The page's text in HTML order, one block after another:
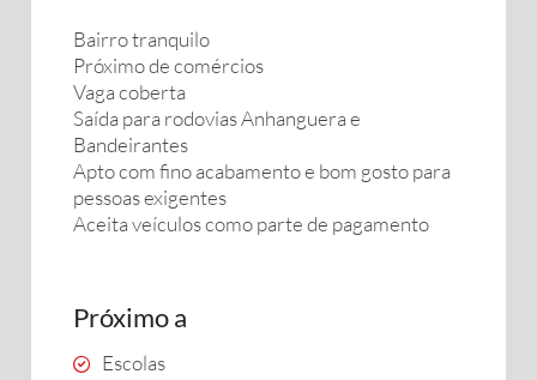
Bairro tranquilo
Próximo de comércios
Vaga coberta
Saída para rodovias Anhanguera e
Bandeirantes
Apto com fino acabamento e bom gosto para
pessoas exigentes
Aceita veículos como parte de pagamento
Próximo a
Escolas